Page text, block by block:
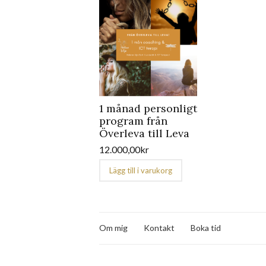
1 månad personligt
program från
Överleva till Leva
12.000,00kr
Lägg till i varukorg
Om mig Kontakt Boka tid